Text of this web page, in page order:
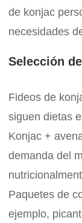
de konjac
necesidades
Selección
Fideos de
siguen dietas
Konjac +
demanda del
Paquetes de
ejemplo,